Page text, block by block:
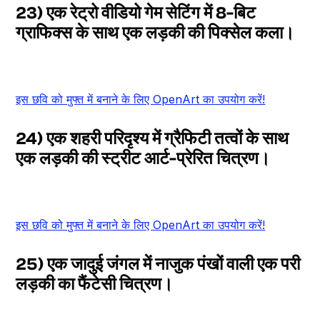
23) एक रेट्रो वीडियो गेम सेटिंग में 8-बिट
ग्राफिक्स के साथ एक लड़की की पिक्सेल कला।
इस छवि को मुफ्त में बनाने के लिए OpenArt का उपयोग करें!
24) एक शहरी परिदृश्य में ग्रैफिटी तत्वों के साथ
एक लड़की की स्ट्रीट आर्ट-प्रेरित चित्रण।
इस छवि को मुफ्त में बनाने के लिए OpenArt का उपयोग करें!
25) एक जादुई जंगल में नाजुक पंखों वाली एक परी
लड़की का फैंटेसी चित्रण।